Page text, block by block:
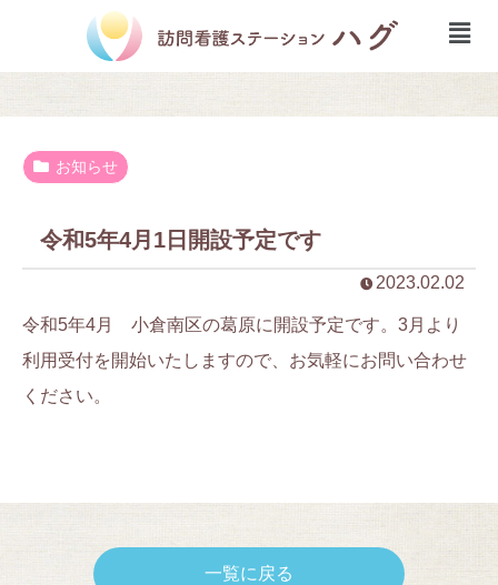
お知らせ
令和5年4月1日開設予定です
2023.02.02
令和5年4月 小倉南区の葛原に開設予定です。3月より
利用受付を開始いたしますので、お気軽にお問い合わせ
ください。
一覧に戻る